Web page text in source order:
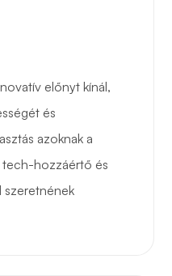
előnyt kínál,
és
azoknak a
tech-hozzáértő és